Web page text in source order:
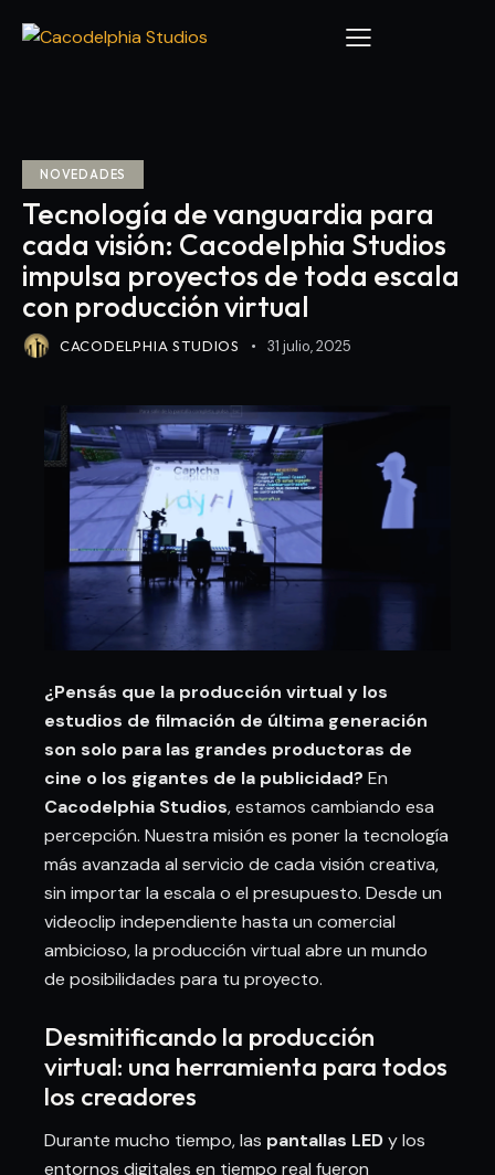
NOVEDADES
Tecnología de vanguardia para
cada visión: Cacodelphia Studios
impulsa proyectos de toda escala
con producción virtual
CACODELPHIA STUDIOS 31 julio, 2025
¿Pensás que la producción virtual y los
estudios de filmación de última generación
son solo para las grandes productoras de
cine o los gigantes de la publicidad? En
Cacodelphia Studios, estamos cambiando esa
percepción. Nuestra misión es poner la tecnología
más avanzada al servicio de cada visión creativa,
sin importar la escala o el presupuesto. Desde un
videoclip independiente hasta un comercial
ambicioso, la producción virtual abre un mundo
de posibilidades para tu proyecto.
Desmitificando la producción
virtual: una herramienta para todos
los creadores
Durante mucho tiempo, las pantallas LEDy los
entornos digitales en tiempo real fueron